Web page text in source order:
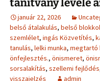
tanítvány levele
január 22, 2026
belső átalakulás, belső
szemlélet, ingás Közvetítés,
tanulás, lelki munka, megtartó
önfejlesztés., önismeret,
sorsalakítás, szellemi fejlődés
visszajelzés
admin